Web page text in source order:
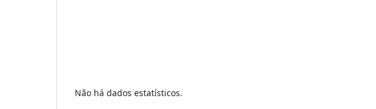
Não há dados estatísticos.